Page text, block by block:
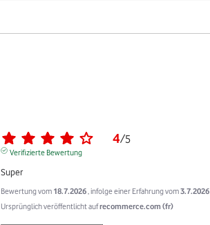
4/5
Verifizierte Bewertung
Super
Bewertung vom 18.7.2026 , infolge einer Erfahrung vom3.7.2026
Ursprünglich veröffentlicht aufrecommerce.com (fr)